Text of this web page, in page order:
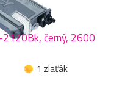
černý, 2600
1 zlaťák